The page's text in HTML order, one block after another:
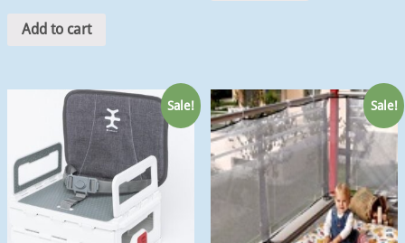
Add to cart
Sale! Sale!